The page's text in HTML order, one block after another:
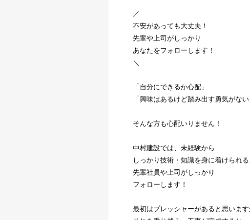
／
不安があっても大丈夫！
先輩や上司がしっかり
あなたをフォローします！
＼
「自分にできるか心配」
「興味はあるけど踏み出す勇気がない
そんな方も心配いりません！
中村建設では、未経験から
しっかり技術・知識を身に着けられる
先輩社員や上司がしっかり
フォローします！
最初はプレッシャーがあると思います